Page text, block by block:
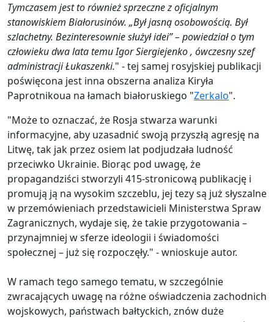
Tymczasem jest to również sprzeczne z oficjalnym
stanowiskiem Białorusinów. „Był jasną osobowością. Był
szlachetny. Bezinteresownie służył idei” – powiedział o tym
człowieku dwa lata temu Igor Siergiejenko , ówczesny szef
administracji Łukaszenki." - tej samej rosyjskiej publikacji
poświęcona jest inna obszerna analiza Kiryła
Paprotnikoua na łamach białoruskiego "Zerkalo".
"Może to oznaczać, że Rosja stwarza warunki
informacyjne, aby uzasadnić swoją przyszłą agresję na
Litwę, tak jak przez osiem lat podjudzała ludność
przeciwko Ukrainie. Biorąc pod uwagę, że
propagandziści stworzyli 415-stronicową publikację i
promują ją na wysokim szczeblu, jej tezy są już słyszalne
w przemówieniach przedstawicieli Ministerstwa Spraw
Zagranicznych, wydaje się, że takie przygotowania –
przynajmniej w sferze ideologii i świadomości
społecznej – już się rozpoczęły." - wnioskuje autor.
W ramach tego samego tematu, w szczególnie
zwracających uwagę na różne oświadczenia zachodnich
wojskowych, państwach bałtyckich, znów duże